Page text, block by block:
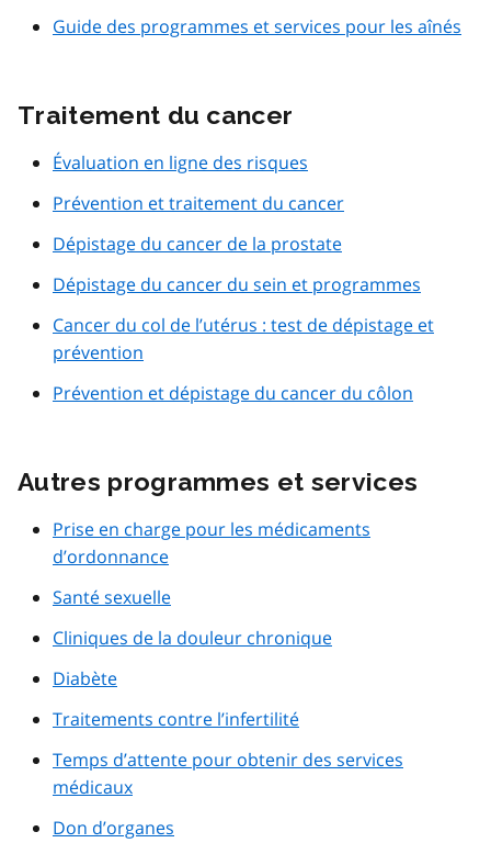
Guide des programmes et services pour les aînés
Traitement du cancer
Évaluation en ligne des risques
Prévention et traitement du cancer
Dépistage du cancer de la prostate
Dépistage du cancer du sein et programmes
Cancer du col de l’utérus : test de dépistage et
prévention
Prévention et dépistage du cancer du côlon
Autres programmes et services
Prise en charge pour les médicaments
d’ordonnance
Santé sexuelle
Cliniques de la douleur chronique
Diabète
Traitements contre l’infertilité
Temps d’attente pour obtenir des services
médicaux
Don d’organes